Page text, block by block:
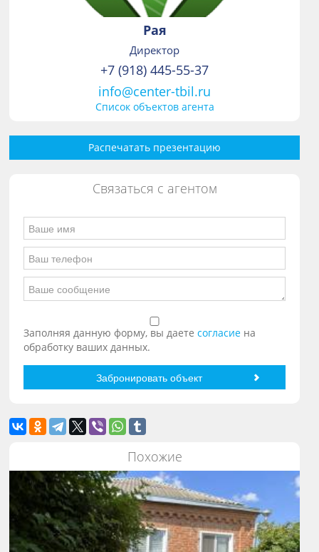
Рая
Директор
+7 (918) 445-55-37
info@center-tbil.ru
Список объектов агента
Распечатать презентацию
Связаться с агентом
Заполняя данную форму, вы даетесогласие на
обработку ваших данных.
Похожие